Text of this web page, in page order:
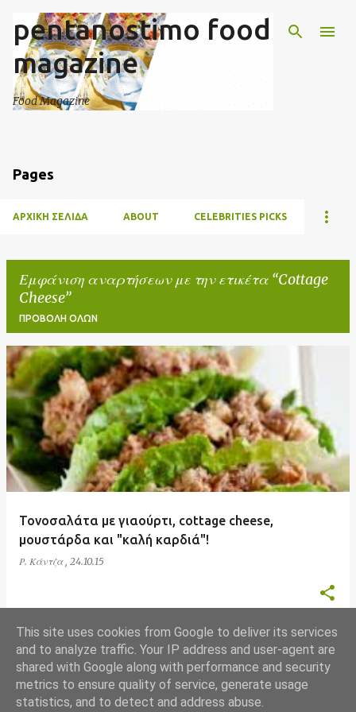
Μετάβαση στο κύριο περιεχόμενο
pentanostimo food
magazine
Food Magazine
Pages
ΑΡΧΙΚΉ ΣΕΛΊΔΑ ABOUT CELEBRITIES PICKS
Εμφάνιση αναρτήσεων με την ετικέτα Cottage
Cheese
ΠΡΟΒΟΛΉ ΌΛΩΝ
Α
ν
α
ρ
τ
ή
Τονοσαλάτα με γιαούρτι, cottage cheese,
μουστάρδα και "καλή καρδιά"!
Ρ. Κάντζα , 24.10.15
ΠΕΡΙΣΣΌΤΕΡΕΣ ΑΝΑΡΤΉΣΕΙΣ
This site uses cookies from Google to deliver its services
and to analyze traffic. Your IP address and user-agent are
shared with Google along with performance and security
metrics to ensure quality of service, generate usage
statistics, and to detect and address abuse.